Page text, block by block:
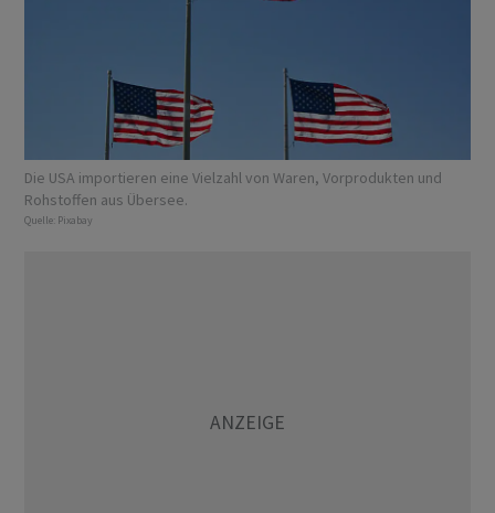
Die USA importieren eine Vielzahl von Waren, Vorprodukten und
Rohstoffen aus Übersee. ‌
Quelle: Pixabay